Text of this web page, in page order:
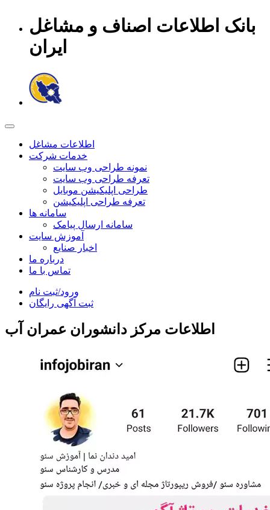
بانک اطلاعات اصناف و مشاغل
ایران
اطلاعات مشاغل
خدمات شرکت
نمونه طراحی وب سایت
تعرفه طراحی وب سایت
طراحی اپلیکیشن موبایل
تعرفه طراحی اپلیکیشن
سامانه ها
سامانه ارسال پیامک
آموزش سایت
اخبار صنایع
درباره ما
تماس با ما
ورود/ثبت نام
ثبت آگهی رایگان
اطلاعات مرکز دانشوران عمران آب